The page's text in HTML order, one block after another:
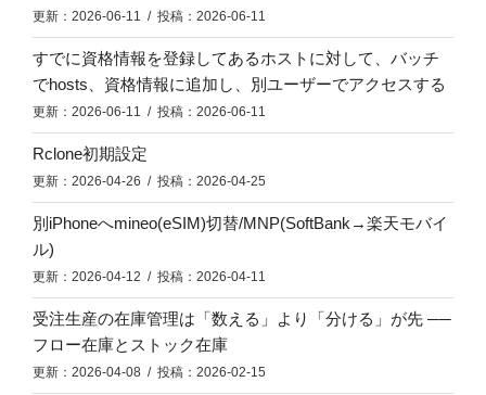
更新：2026-06-11 / 投稿：2026-06-11
すでに資格情報を登録してあるホストに対して、バッチ
でhosts、資格情報に追加し、別ユーザーでアクセスする
更新：2026-06-11 / 投稿：2026-06-11
Rclone初期設定
更新：2026-04-26 / 投稿：2026-04-25
別iPhoneへmineo(eSIM)切替/MNP(SoftBank→楽天モバイ
ル)
更新：2026-04-12 / 投稿：2026-04-11
受注生産の在庫管理は「数える」より「分ける」が先 ──
フロー在庫とストック在庫
更新：2026-04-08 / 投稿：2026-02-15